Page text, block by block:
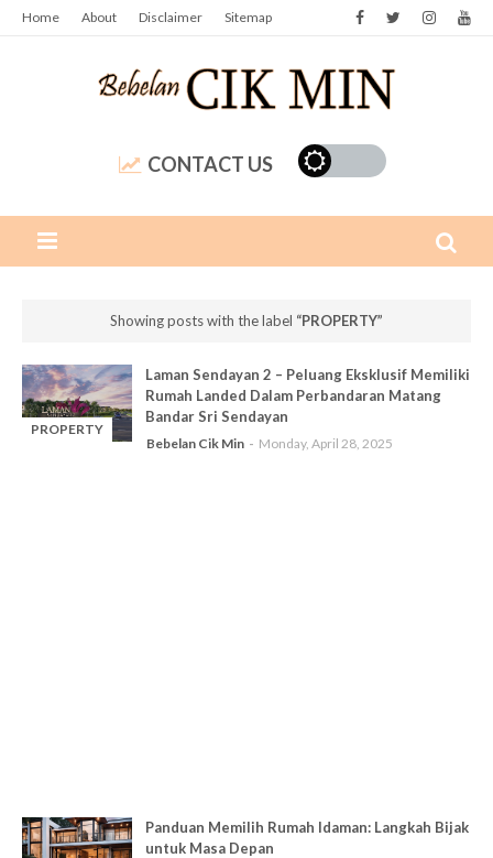
Home About Disclaimer Sitemap
CONTACT US
Showing posts with the label PROPERTY
PROPERTY
Laman Sendayan 2 – Peluang Eksklusif Memiliki
Rumah Landed Dalam Perbandaran Matang
Bandar Sri Sendayan
Bebelan Cik Min Monday, April 28, 2025
Panduan Memilih Rumah Idaman: Langkah Bijak
untuk Masa Depan